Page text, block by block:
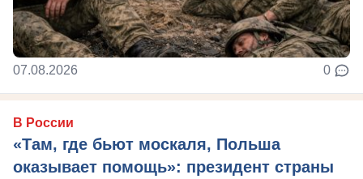
07.08.2026 0
В России
«Там, где бьют москаля, Польша
оказывает помощь»: президент страны